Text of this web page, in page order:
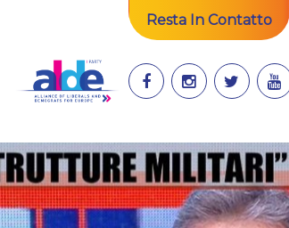
Resta In Contatto